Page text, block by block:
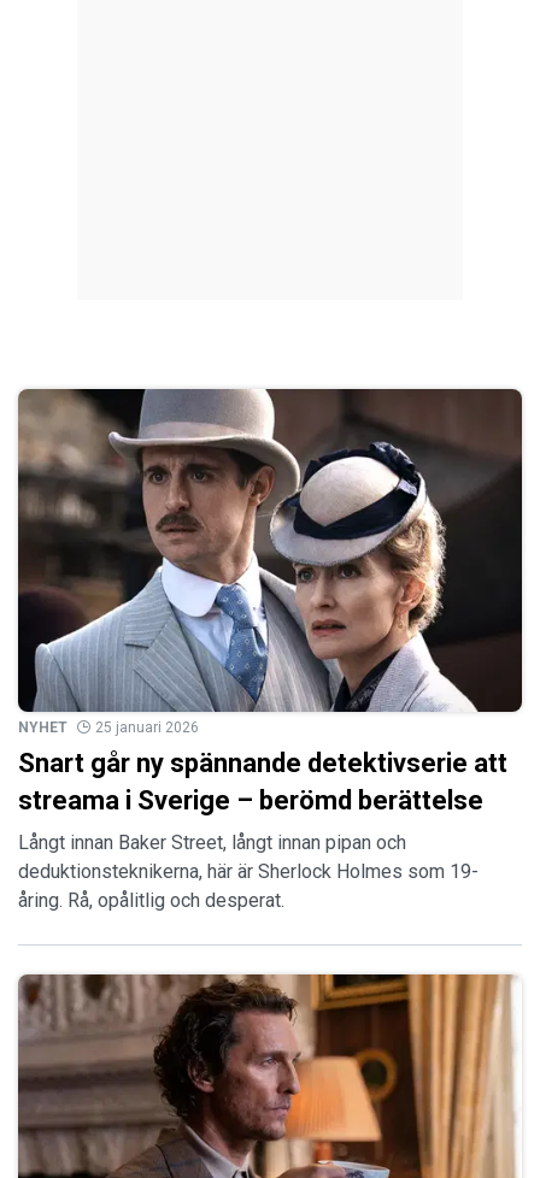
NYHET 25 januari 2026
Snart går ny spännande detektivserie att
streama i Sverige – berömd berättelse
Långt innan Baker Street, långt innan pipan och
deduktionsteknikerna, här är Sherlock Holmes som 19-
åring. Rå, opålitlig och desperat.